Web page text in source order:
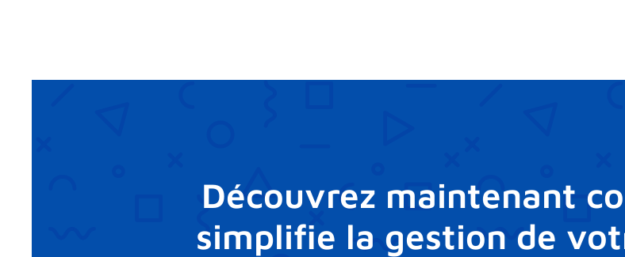
Découvrez maintenant
simplifie la gestion de